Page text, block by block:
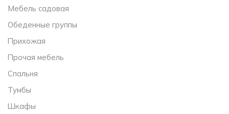
Мебель садовая
Обеденные группы
Прихожая
Прочая мебель
Спальня
Тумбы
Шкафы